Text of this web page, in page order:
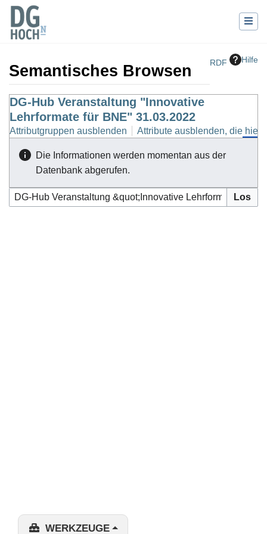
RDF Hilfe
Semantisches Browsen
Wechseln zu:Navigation,Suche
DG-Hub Veranstaltung "Innovative
Lehrformate für BNE" 31.03.2022
Attributgruppen ausblenden Attribute ausblenden, die
Die Informationen werden momentan aus der
Datenbank abgerufen.
WERKZEUGE